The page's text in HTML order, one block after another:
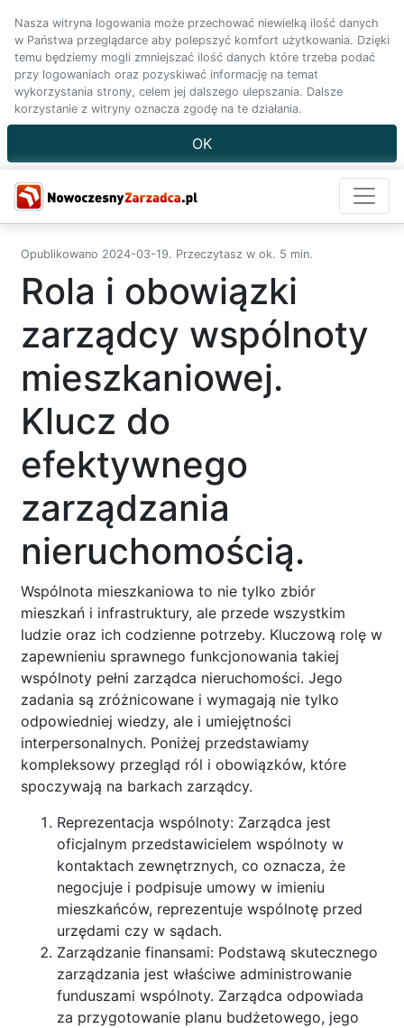
Nasza witryna logowania może przechować niewielką ilość danych
w Państwa przeglądarce aby polepszyć komfort użytkowania. Dzięki
temu będziemy mogli zmniejszać ilość danych które trzeba podać
przy logowaniach oraz pozyskiwać informację na temat
wykorzystania strony, celem jej dalszego ulepszania. Dalsze
korzystanie z witryny oznacza zgodę na te działania.
OK
Opublikowano 2024-03-19. Przeczytasz w ok. 5 min.
Rola i obowiązki
zarządcy wspólnoty
mieszkaniowej.
Klucz do
efektywnego
zarządzania
nieruchomością.
Wspólnota mieszkaniowa to nie tylko zbiór
mieszkań i infrastruktury, ale przede wszystkim
ludzie oraz ich codzienne potrzeby. Kluczową rolę w
zapewnieniu sprawnego funkcjonowania takiej
wspólnoty pełni zarządca nieruchomości. Jego
zadania są zróżnicowane i wymagają nie tylko
odpowiedniej wiedzy, ale i umiejętności
interpersonalnych. Poniżej przedstawiamy
kompleksowy przegląd ról i obowiązków, które
spoczywają na barkach zarządcy.
Reprezentacja wspólnoty: Zarządca jest
oficjalnym przedstawicielem wspólnoty w
kontaktach zewnętrznych, co oznacza, że
negocjuje i podpisuje umowy w imieniu
mieszkańców, reprezentuje wspólnotę przed
urzędami czy w sądach.
Zarządzanie finansami: Podstawą skutecznego
zarządzania jest właściwe administrowanie
funduszami wspólnoty. Zarządca odpowiada
za przygotowanie planu budżetowego, jego